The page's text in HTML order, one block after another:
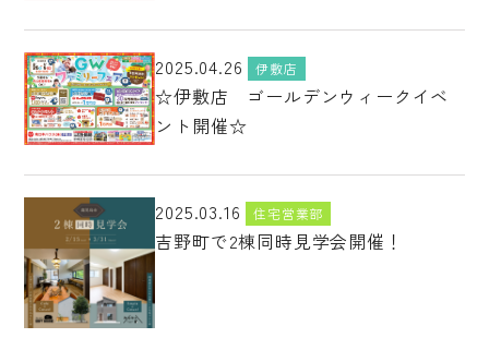
2025.04.26 伊敷店
☆伊敷店 ゴールデンウィークイベ
ント開催☆
2025.03.16 住宅営業部
吉野町で2棟同時見学会開催！